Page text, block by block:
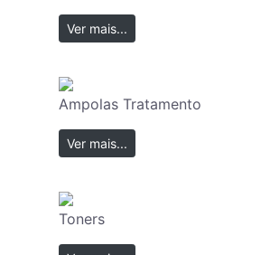
Ver mais...
Ampolas Tratamento
Ver mais...
Toners